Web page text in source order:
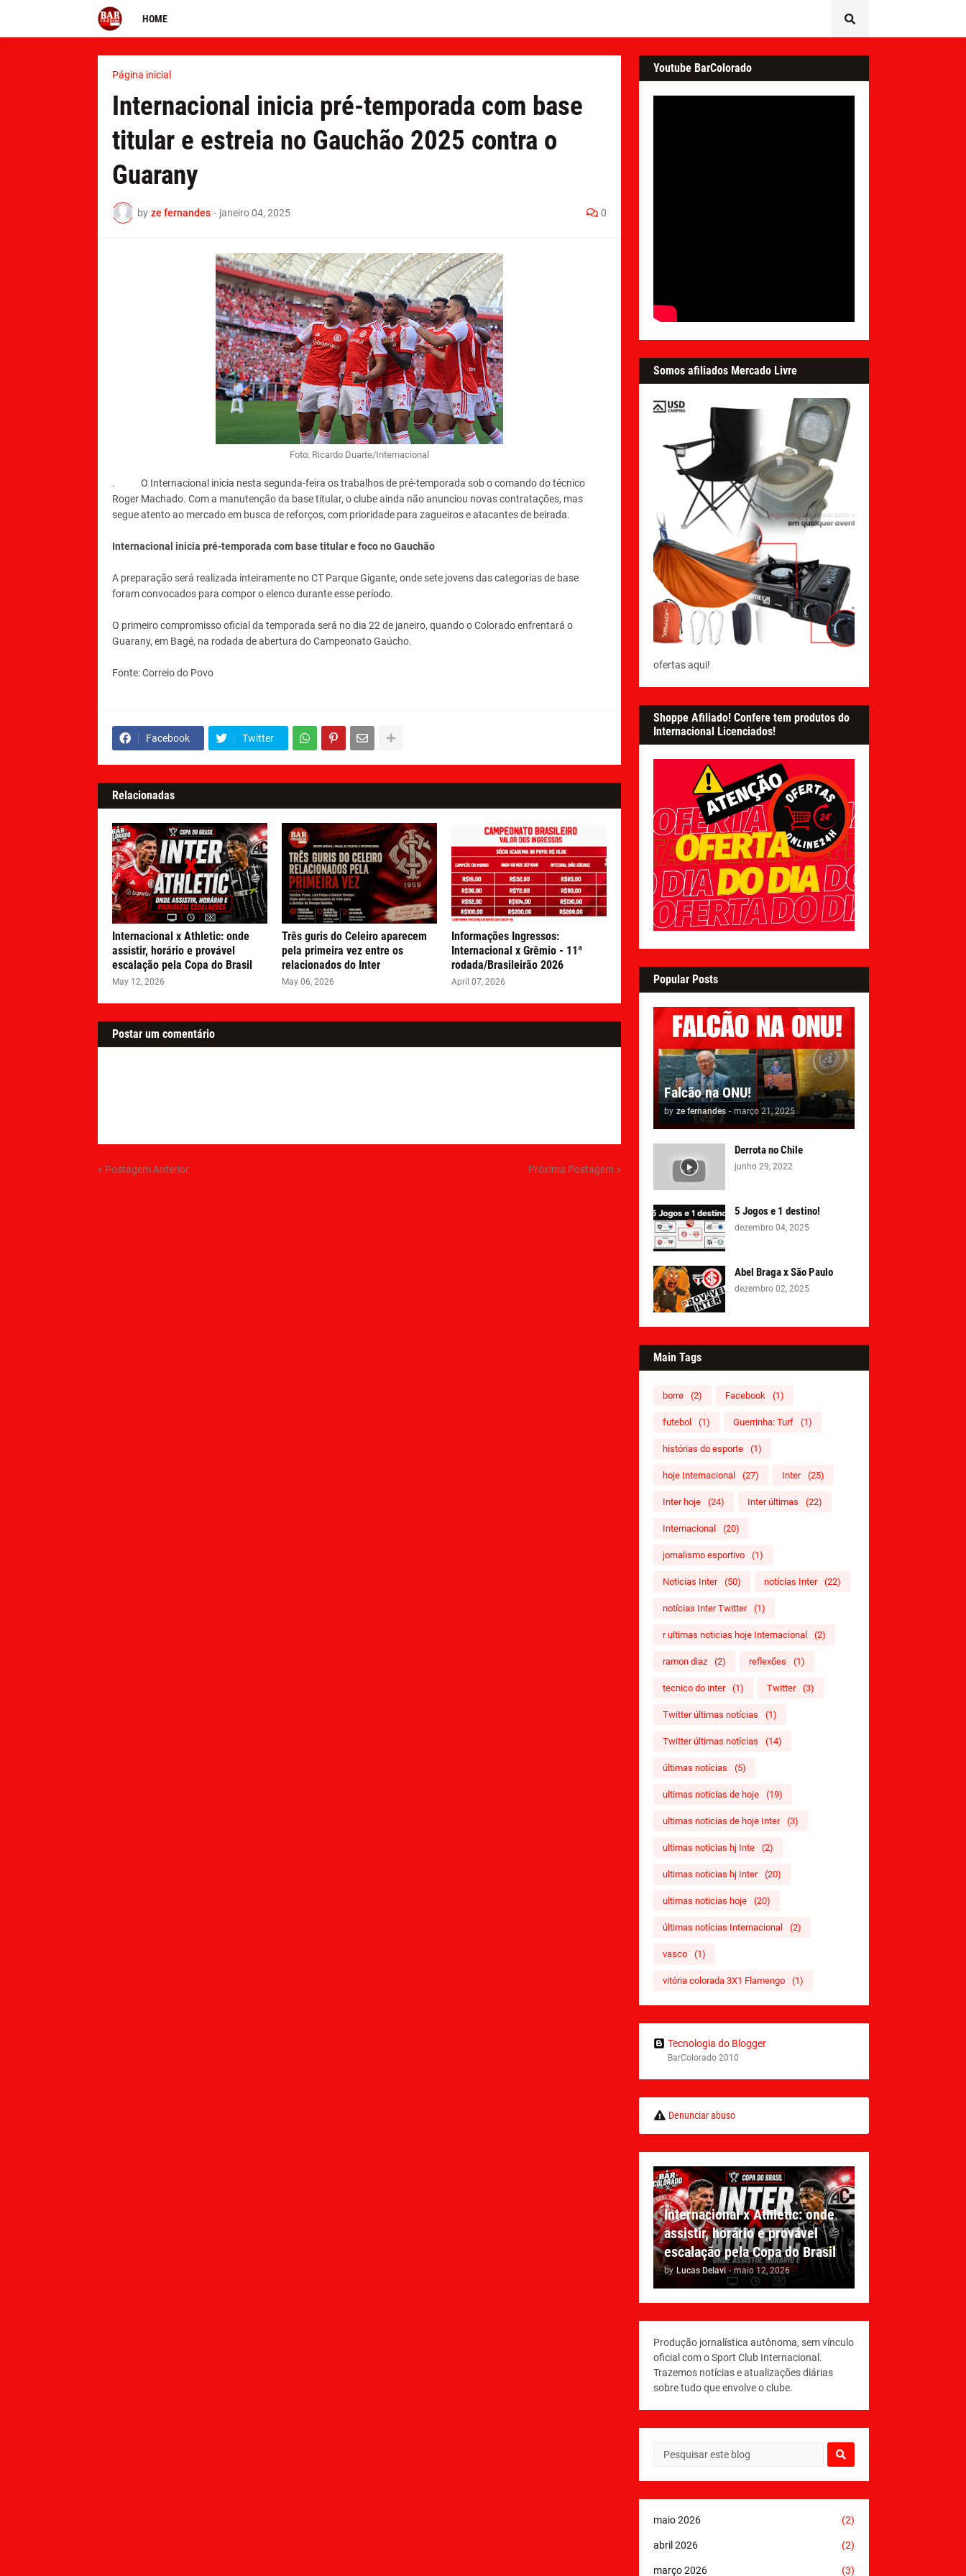
HOME
Página inicial
Internacional inicia pré-temporada com base
titular e estreia no Gauchão 2025 contra o
Guarany
by ze fernandes - janeiro 04, 2025 0
Foto: Ricardo Duarte/Internacional
. O Internacional inicia nesta segunda-feira os trabalhos de pré-temporada sob o comando do técnico
Roger Machado. Com a manutenção da base titular, o clube ainda não anunciou novas contratações, mas
segue atento ao mercado em busca de reforços, com prioridade para zagueiros e atacantes de beirada.
Internacional inicia pré-temporada com base titular e foco no Gauchão
A preparação será realizada inteiramente no CT Parque Gigante, onde sete jovens das categorias de base
foram convocados para compor o elenco durante esse período.
O primeiro compromisso oficial da temporada será no dia 22 de janeiro, quando o Colorado enfrentará o
Guarany, em Bagé, na rodada de abertura do Campeonato Gaúcho.
Fonte: Correio do Povo
Facebook Twitter
Relacionadas
Internacional x Athletic: onde
assistir, horário e provável
escalação pela Copa do Brasil
May 12, 2026
Três guris do Celeiro aparecem
pela primeira vez entre os
relacionados do Inter
May 06, 2026
Informações Ingressos:
Internacional x Grêmio - 11ª
rodada/Brasileirão 2026
April 07, 2026
Postar um comentário
Postagem Anterior Próxima Postagem
Youtube BarColorado
Somos afiliados Mercado Livre
ofertas aqui!
Shoppe Afiliado! Confere tem produtos do
Internacional Licenciados!
Popular Posts
Falcão na ONU!
by ze fernandes - março 21, 2025
Derrota no Chile
junho 29, 2022
5 Jogos e 1 destino!
dezembro 04, 2025
Abel Braga x São Paulo
dezembro 02, 2025
Main Tags
borre (2) Facebook (1)
futebol (1) Guerrinha: Turf (1)
histórias do esporte (1)
hoje Internacional (27) Inter (25)
Inter hoje (24) Inter últimas (22)
Internacional (20)
jornalismo esportivo (1)
Noticias Inter (50) notícias Inter (22)
notícias Inter Twitter (1)
r ultimas noticias hoje Internacional (2)
ramon diaz (2) reflexões (1)
tecnico do inter (1) Twitter (3)
Twitter últimas notícias (1)
Twitter últimas notícias (14)
últimas notícias (5)
ultimas noticias de hoje (19)
ultimas noticias de hoje Inter (3)
ultimas noticias hj Inte (2)
ultimas noticias hj Inter (20)
ultimas noticias hoje (20)
últimas notícias Internacional (2)
vasco (1)
vitória colorada 3X1 Flamengo (1)
Tecnologia do Blogger
BarColorado 2010
Denunciar abuso
Internacional x Athletic: onde
assistir, horário e provável
escalação pela Copa do Brasil
by Lucas Delavi - maio 12, 2026
Produção jornalística autônoma, sem vínculo
oficial com o Sport Club Internacional.
Trazemos notícias e atualizações diárias
sobre tudo que envolve o clube.
maio 2026 (2)
abril 2026 (2)
março 2026 (3)